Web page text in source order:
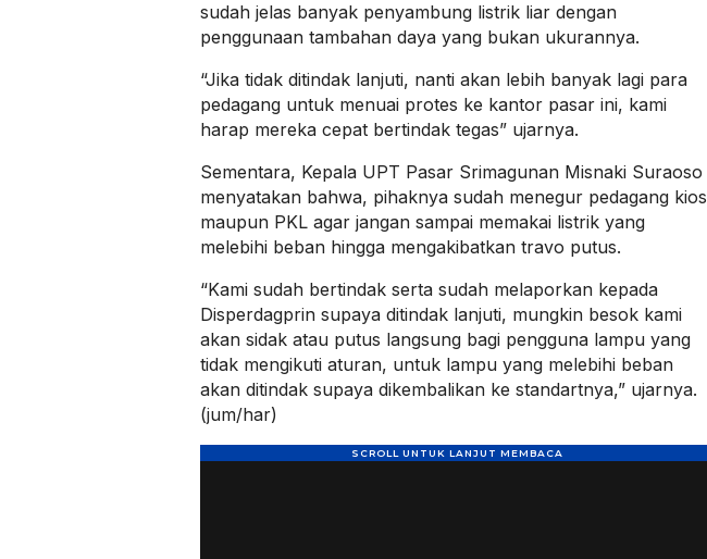
sudah jelas banyak penyambung listrik liar dengan
penggunaan tambahan daya yang bukan ukurannya.
“Jika tidak ditindak lanjuti, nanti akan lebih banyak lagi para
pedagang untuk menuai protes ke kantor pasar ini, kami
harap mereka cepat bertindak tegas” ujarnya.
Sementara, Kepala UPT Pasar Srimagunan Misnaki Suraoso
menyatakan bahwa, pihaknya sudah menegur pedagang kios
maupun PKL agar jangan sampai memakai listrik yang
melebihi beban hingga mengakibatkan travo putus.
“Kami sudah bertindak serta sudah melaporkan kepada
Disperdagprin supaya ditindak lanjuti, mungkin besok kami
akan sidak atau putus langsung bagi pengguna lampu yang
tidak mengikuti aturan, untuk lampu yang melebihi beban
akan ditindak supaya dikembalikan ke standartnya,” ujarnya.
(jum/har)